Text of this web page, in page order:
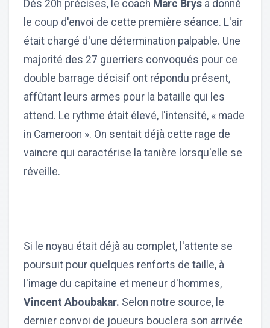
Dès 20h précises, le coach Marc Brys a donné
le coup d'envoi de cette première séance. L'air
était chargé d'une détermination palpable. Une
majorité des 27 guerriers convoqués pour ce
double barrage décisif ont répondu présent,
affûtant leurs armes pour la bataille qui les
attend. Le rythme était élevé, l'intensité, « made
in Cameroon ». On sentait déjà cette rage de
vaincre qui caractérise la tanière lorsqu'elle se
réveille.
Si le noyau était déjà au complet, l'attente se
poursuit pour quelques renforts de taille, à
l'image du capitaine et meneur d'hommes,
Vincent Aboubakar. Selon notre source, le
dernier convoi de joueurs bouclera son arrivée